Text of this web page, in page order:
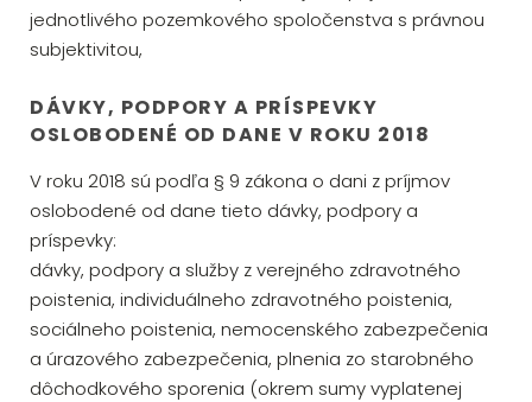
jednotlivého pozemkového spoločenstva s právnou
subjektivitou,
DÁVKY, PODPORY A PRÍSPEVKY
OSLOBODENÉ OD DANE V ROKU 2018
V roku 2018 sú podľa § 9 zákona o dani z príjmov
oslobodené od dane tieto dávky, podpory a
príspevky:
dávky, podpory a služby z verejného zdravotného
poistenia, individuálneho zdravotného poistenia,
sociálneho poistenia, nemocenského zabezpečenia
a úrazového zabezpečenia, plnenia zo starobného
dôchodkového sporenia (okrem sumy vyplatenej